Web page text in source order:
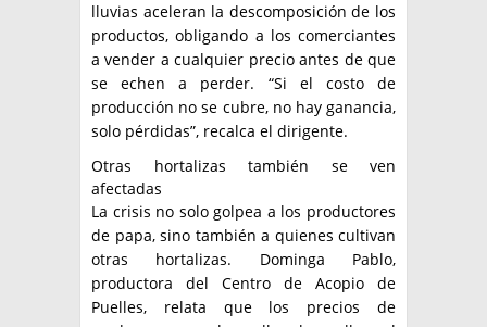
lluvias aceleran la descomposición de los
productos, obligando a los comerciantes
a vender a cualquier precio antes de que
se echen a perder. “Si el costo de
producción no se cubre, no hay ganancia,
solo pérdidas”, recalca el dirigente.
Otras hortalizas también se ven
afectadas
La crisis no solo golpea a los productores
de papa, sino también a quienes cultivan
otras hortalizas. Dominga Pablo,
productora del Centro de Acopio de
Puelles, relata que los precios de